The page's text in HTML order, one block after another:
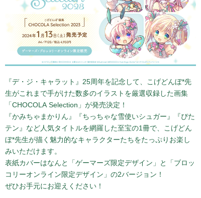
『デ・ジ・キャラット』25周年を記念して、こげどんぼ*先
生がこれまで手がけた数多のイラストを厳選収録した画集
「CHOCOLA Selection」が発売決定！
『かみちゃまかりん』『ちっちゃな雪使いシュガー』『ぴた
テン』など人気タイトルを網羅した至宝の1冊で、こげどん
ぼ*先生が描く魅力的なキャラクターたちをたっぷりお楽し
みいただけます。
表紙カバーはなんと「ゲーマーズ限定デザイン」と「ブロッ
コリーオンライン限定デザイン」の2バージョン！
ぜひお手元にお迎えください！